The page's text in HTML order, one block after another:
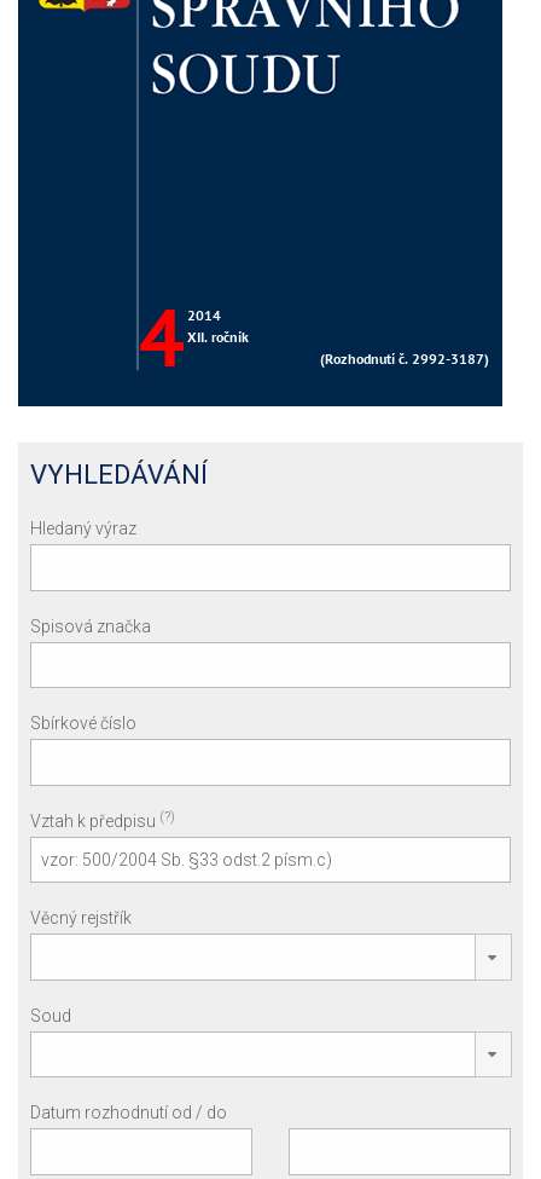
VYHLEDÁVÁNÍ
Hledaný výraz
Spisová značka
Sbírkové číslo
Vztah k předpisu (?)
Věcný rejstřík
Soud
Datum rozhodnutí od / do